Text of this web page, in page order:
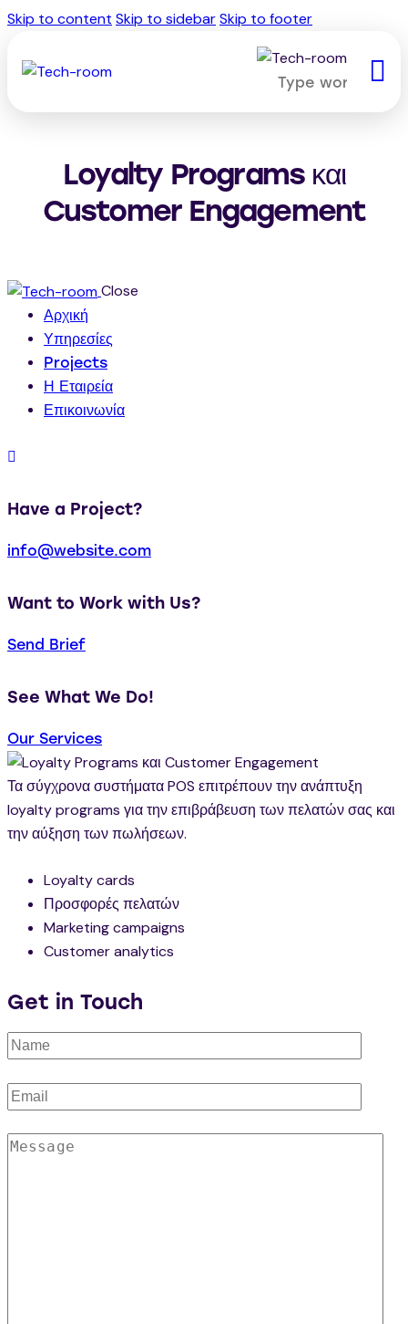
Skip to content Skip to sidebarSkip to footer
Loyalty Programs και
Customer Engagement
Close
Αρχική
Υπηρεσίες
Projects
Η Εταιρεία
Επικοινωνία
Have a Project?
info@website.com
Want to Work with Us?
Send Brief
See What We Do!
Our Services
Τα σύγχρονα συστήματα POS επιτρέπουν την ανάπτυξη
loyalty programs για την επιβράβευση των πελατών σας και
την αύξηση των πωλήσεων.
Loyalty cards
Προσφορές πελατών
Marketing campaigns
Customer analytics
Get in Touch